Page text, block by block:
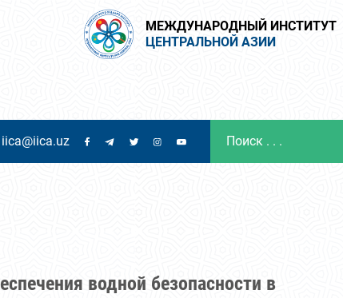
МЕЖДУНАРОДНЫЙ ИНСТИТУТ
ЦЕНТРАЛЬНОЙ АЗИИ
iica@iica.uz
водной безопасности в